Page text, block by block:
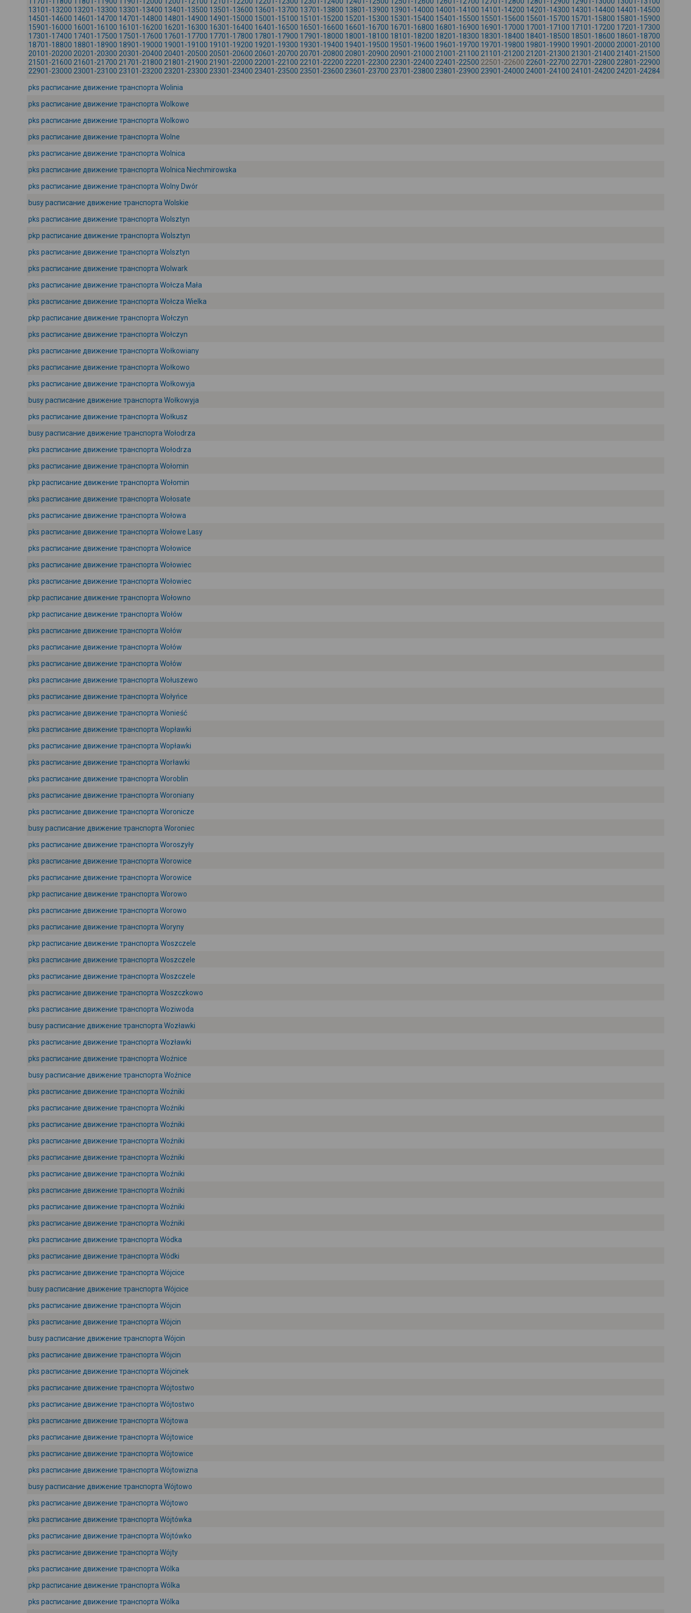
-
13101-13200 13201-13300 13301-13400 13401-13500 13501-13600 13601-13700 13701-13800 13801-13900 13901-14000 14001-14100 14101-14200 14201-14300 14301-14400 14401-14500
14501-14600 14601-14700 14701-14800 14801-14900 14901-15000 15001-15100 15101-15200 15201-15300 15301-15400 15401-15500 15501-15600 15601-15700 15701-15800 15801-15900
15901-16000 16001-16100 16101-16200 16201-16300 16301-16400 16401-16500 16501-16600 16601-16700 16701-16800 16801-16900 16901-17000 17001-17100 17101-17200 17201-17300
17301-17400 17401-17500 17501-17600 17601-17700 17701-17800 17801-17900 17901-18000 18001-18100 18101-18200 18201-18300 18301-18400 18401-18500 18501-18600 18601-18700
18701-18800 18801-18900 18901-19000 19001-19100 19101-19200 19201-19300 19301-19400 19401-19500 19501-19600 19601-19700 19701-19800 19801-19900 19901-20000 20001-20100
20101-20200 20201-20300 20301-20400 20401-20500 20501-20600 20601-20700 20701-20800 20801-20900 20901-21000 21001-21100 21101-21200 21201-21300 21301-21400 21401-21500
21501-21600 21601-21700 21701-21800 21801-21900 21901-22000 22001-22100 22101-22200 22201-22300 22301-22400 22401-22500 22501-22600 22601-22700 22701-22800 22801-22900
22901-23000 23001-23100 23101-23200 23201-23300 23301-23400 23401-23500 23501-23600 23601-23700 23701-23800 23801-23900 23901-24000 24001-24100 24101-24200 24201-24284
pks расписание движение транспорта Wolinia
pks расписание движение транспорта Wolkowe
pks расписание движение транспорта Wolkowo
pks расписание движение транспорта Wolne
pks расписание движение транспорта Wolnica
pks расписание движение транспорта Wolnica Niechmirowska
pks расписание движение транспорта Wolny Dwór
busy расписание движение транспорта Wolskie
pks расписание движение транспорта Wolsztyn
pkp расписание движение транспорта Wolsztyn
pks расписание движение транспорта Wolsztyn
pks расписание движение транспорта Wolwark
pks расписание движение транспорта Wołcza Mała
pks расписание движение транспорта Wołcza Wielka
pkp расписание движение транспорта Wołczyn
pks расписание движение транспорта Wołczyn
pks расписание движение транспорта Wołkowiany
pks расписание движение транспорта Wołkowo
pks расписание движение транспорта Wołkowyja
busy расписание движение транспорта Wołkowyja
pks расписание движение транспорта Wołkusz
busy расписание движение транспорта Wołodrza
pks расписание движение транспорта Wołodrza
pks расписание движение транспорта Wołomin
pkp расписание движение транспорта Wołomin
pks расписание движение транспорта Wołosate
pks расписание движение транспорта Wołowa
pks расписание движение транспорта Wołowe Lasy
pks расписание движение транспорта Wołowice
pks расписание движение транспорта Wołowiec
pks расписание движение транспорта Wołowiec
pkp расписание движение транспорта Wołowno
pkp расписание движение транспорта Wołów
pks расписание движение транспорта Wołów
pks расписание движение транспорта Wołów
pks расписание движение транспорта Wołów
pks расписание движение транспорта Wołuszewo
pks расписание движение транспорта Wołyńce
pks расписание движение транспорта Wonieść
pks расписание движение транспорта Wopławki
pks расписание движение транспорта Wopławki
pks расписание движение транспорта Worławki
pks расписание движение транспорта Woroblin
pks расписание движение транспорта Woroniany
pks расписание движение транспорта Woronicze
busy расписание движение транспорта Woroniec
pks расписание движение транспорта Woroszyły
pks расписание движение транспорта Worowice
pks расписание движение транспорта Worowice
pkp расписание движение транспорта Worowo
pks расписание движение транспорта Worowo
pks расписание движение транспорта Woryny
pkp расписание движение транспорта Woszczele
pks расписание движение транспорта Woszczele
pks расписание движение транспорта Woszczele
pks расписание движение транспорта Woszczkowo
pks расписание движение транспорта Woziwoda
busy расписание движение транспорта Wozławki
pks расписание движение транспорта Wozławki
pks расписание движение транспорта Woźnice
busy расписание движение транспорта Woźnice
pks расписание движение транспорта Woźniki
pks расписание движение транспорта Woźniki
pks расписание движение транспорта Woźniki
pks расписание движение транспорта Woźniki
pks расписание движение транспорта Woźniki
pks расписание движение транспорта Woźniki
pks расписание движение транспорта Woźniki
pks расписание движение транспорта Woźniki
pks расписание движение транспорта Woźniki
pks расписание движение транспорта Wódka
pks расписание движение транспорта Wódki
pks расписание движение транспорта Wójcice
busy расписание движение транспорта Wójcice
pks расписание движение транспорта Wójcin
pks расписание движение транспорта Wójcin
busy расписание движение транспорта Wójcin
pks расписание движение транспорта Wójcin
pks расписание движение транспорта Wójcinek
pks расписание движение транспорта Wójtostwo
pks расписание движение транспорта Wójtostwo
pks расписание движение транспорта Wójtowa
pks расписание движение транспорта Wójtowice
pks расписание движение транспорта Wójtowice
pks расписание движение транспорта Wójtowizna
busy расписание движение транспорта Wójtowo
pks расписание движение транспорта Wójtowo
pks расписание движение транспорта Wójtówka
pks расписание движение транспорта Wójtówko
pks расписание движение транспорта Wójty
pks расписание движение транспорта Wólka
pkp расписание движение транспорта Wólka
pks расписание движение транспорта Wólka